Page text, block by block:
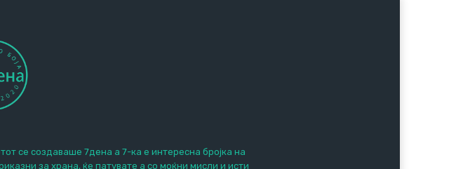
се создаваше 7дена а 7-ка е интересна бројка на
за храна, ќе патувате а со моќни мисли и исти